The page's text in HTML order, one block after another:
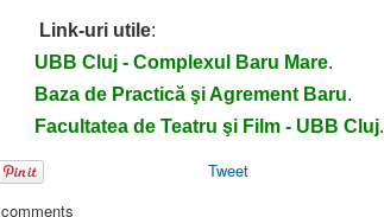
Link-uri utile:
UBB Cluj - Complexul Baru Mare.
Baza de Practică şi Agrement Baru.
Facultatea de Teatru şi Film - UBB Cluj.
Tweet
comments